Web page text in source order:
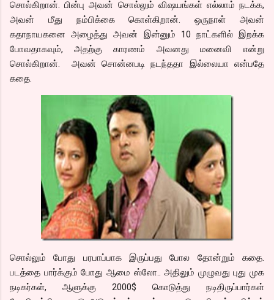
சொல்கிறான். பின்பு அவன் சொல்லும் விஷயங்கள் எல்லாம் நடக்க,
அவன் மீது நம்பிக்கை கொள்கிறான். ஒருநாள் அவன்
கதாநாயகனை அழைத்து அவன் இன்னும் 10 நாட்களில் இறக்க
போவதாகவும், அதற்கு காரணம் அவனது மனைவி என்று
சொல்கிறான். அவன் சொன்னபடி நடந்ததா இல்லையா என்பதே
கதை.
சொல்லும் போது பரபாப்பாக இருப்பது போல தோன்றும் கதை.
படத்தை பார்க்கும் போது ஆமை ஸ்லோ.. அதிலும் முழுவது புது முக
நடிகர்கள், ஆளுக்கு 2000$ கொடுத்து நடிதிருப்பார்கள்